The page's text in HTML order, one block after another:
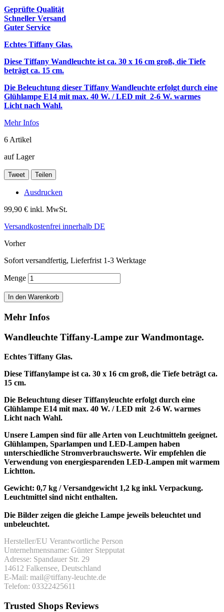
Geprüfte Qualität
Schneller Versand
Guter Service
Echtes Tiffany Glas.
Diese Tiffany Wandleuchte ist ca. 30 x 16 cm groß, die Tiefe
beträgt ca. 15 cm.
Die Beleuchtung dieser Tiffany Wandleuchte erfolgt durch eine
Glühlampe E14 mit max. 40 W. / LED mit 2-6 W. warmes
Licht nach Wahl.
Mehr Infos
6 Artikel
auf Lager
Tweet Teilen
Ausdrucken
99,90 € inkl. MwSt.
Versandkostenfrei innerhalb DE
Vorher
Sofort versandfertig, Lieferfrist 1-3 Werktage
Menge
In den Warenkorb
Mehr Infos
Wandleuchte Tiffany-Lampe zur Wandmontage.
Echtes Tiffany Glas.
Diese Tiffanylampe ist ca. 30 x 16 cm groß, die Tiefe beträgt ca.
15 cm.
Die Beleuchtung dieser Tiffanyleuchte erfolgt durch eine
Glühlampe E14 mit max. 40 W. / LED mit 2-6 W. warmes
Licht nach Wahl.
Unsere Lampen sind für alle Arten von Leuchtmitteln geeignet.
Glühlampen, Sparlampen und LED-Lampen haben
unterschiedliche Stromverbrauchswerte. Wir empfehlen die
Verwendung von energiesparenden LED-Lampen mit warmem
Lichtton.
Gewicht: 0,7 kg / Versandgewicht 1,2 kg inkl. Verpackung.
Leuchtmittel sind nicht enthalten.
Die Bilder zeigen die gleiche Lampe jeweils beleuchtet und
unbeleuchtet.
Hersteller/EU Verantwortliche Person
Unternehmensname: Günter Stepputat
Adresse: Spandauer Str. 29
14612 Falkensee, Deutschland
E-Mail: mail@tiffany-leuchte.de
Telefon: 03322425611
Trusted Shops Reviews